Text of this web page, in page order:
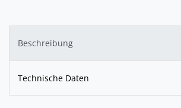
Beschreibung
Technische Daten